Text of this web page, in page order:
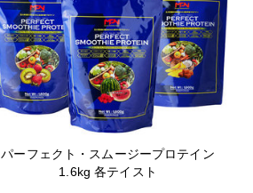
パーフェクト・スムージープロテイン
1.6kg 各テイスト